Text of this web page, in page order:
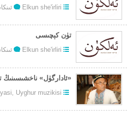
Elkun she'irliri
تۈن كېچىسى
Elkun she'irliri
«ئادارگۈل» ناخشىسىنىڭ
Uyghur muzikisi